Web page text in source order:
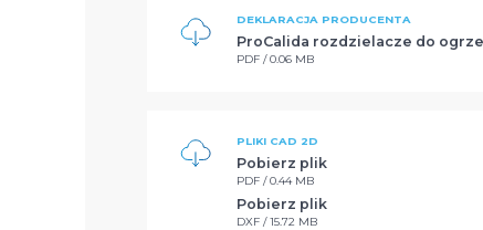
DEKLARACJA PRODUCENTA
ProCalida rozdzielacze do
PDF / 0.06 MB
PLIKI CAD 2D
Pobierz plik
PDF / 0.44 MB
Pobierz plik
DXF / 15.72 MB